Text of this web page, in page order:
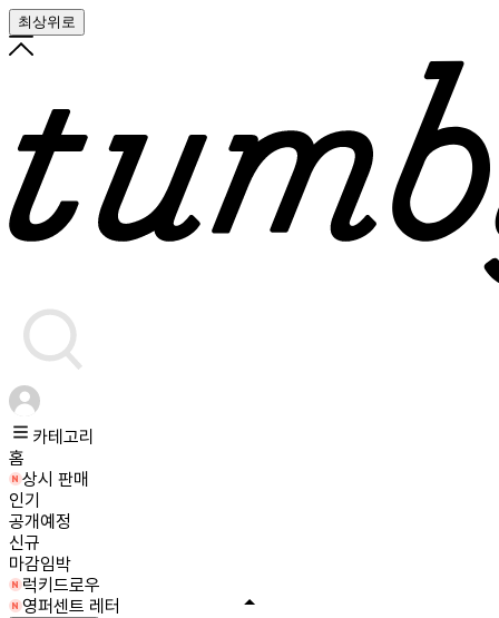
최상위로
카테고리
홈
상시 판매
인기
공개예정
신규
마감임박
럭키드로우
영퍼센트 레터